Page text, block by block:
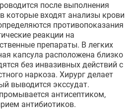
после выполнения
которые входят анализы крови
противопоказания
реакции на
препараты. В легких
капсула расположена близко
без инвазивных действий с
наркоза. Хирург делает
выводится экссудат.
антисептиком,
антибиотиков.